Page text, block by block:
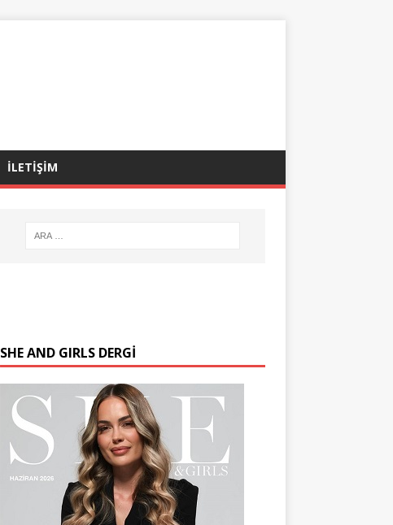
İLETİŞİM
SHE AND GIRLS DERGİ